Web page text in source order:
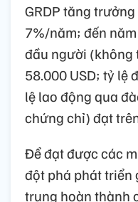
GRDP tăng
7%/năm; đến
đầu người (không
58.000 USD; tỷ lệ
lệ lao động qua
chứng chỉ) đạt
Để đạt được các
đột phá phát triển
trung hoàn thành